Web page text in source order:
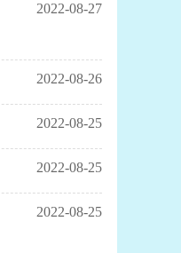
2022-08-27
2022-08-26
2022-08-25
2022-08-25
2022-08-25